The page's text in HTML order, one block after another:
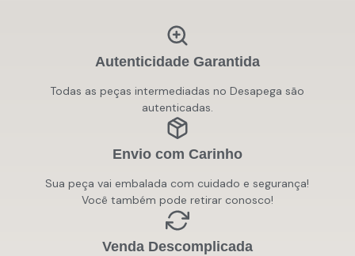
Autenticidade Garantida
Todas as peças intermediadas no Desapega são
autenticadas.
Envio com Carinho
Sua peça vai embalada com cuidado e segurança!
Você também pode retirar conosco!
Venda Descomplicada